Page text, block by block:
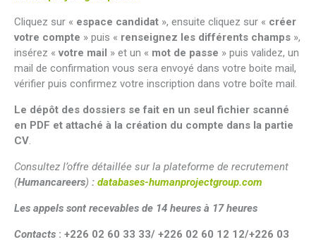
Cliquez sur « espace candidat », ensuite cliquez sur « créer
votre compte » puis « renseignez les différents champs »,
insérez « votre mail » et un « mot de passe » puis validez, un
mail de confirmation vous sera envoyé dans votre boite mail,
vérifier puis confirmez votre inscription dans votre boîte mail.
Le dépôt des dossiers se fait en un seul fichier scanné
en PDF et attaché à la création du compte dans la partie
CV.
Consultez l’offre détaillée sur la plateforme de recrutement
(Humancareers) : databases-humanprojectgroup.com
Les appels sont recevables de 14 heures à 17 heures
Contacts : +226 02 60 33 33/ +226 02 60 12 12/+226 03